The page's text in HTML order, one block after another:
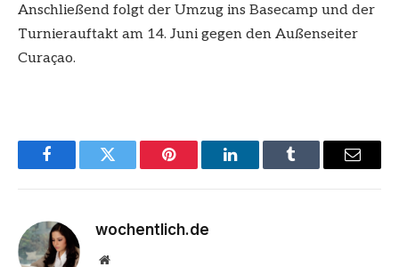
Anschließend folgt der Umzug ins Basecamp und der
Turnierauftakt am 14. Juni gegen den Außenseiter
Curaçao.
FacebookTwitter Pinterest LinkedInTumblr Email
wochentlich.de
Website